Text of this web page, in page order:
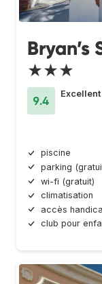
Bryan’s
★★★
9.4
Excellent
piscine
parking
wi-fi (gratuit)
climatisation
accès
club pour